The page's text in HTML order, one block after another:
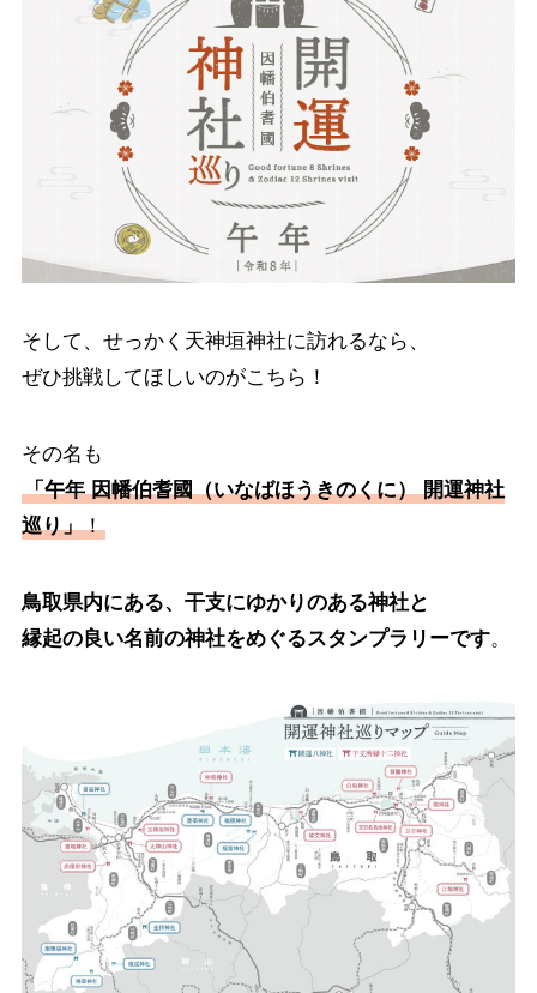
そして、せっかく天神垣神社に訪れるなら、
ぜひ挑戦してほしいのがこちら！
その名も
「午年 因幡伯耆國（いなばほうきのくに）開運神社
巡り」！
鳥取県内にある、干支にゆかりのある神社と
縁起の良い名前の神社をめぐるスタンプラリーです。